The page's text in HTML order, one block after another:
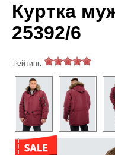
Куртка
25392/6
Рейтинг: